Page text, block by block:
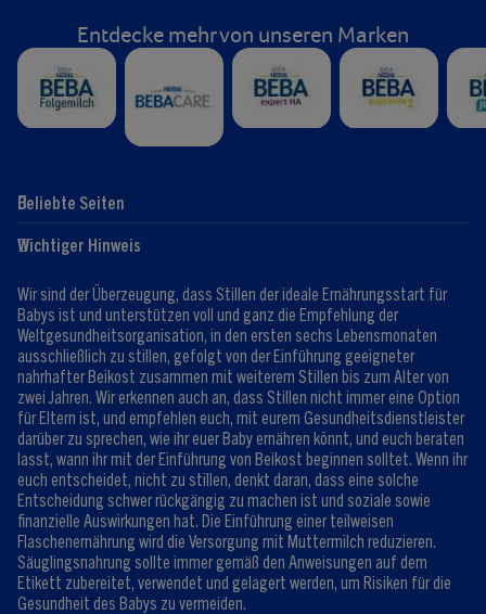
Entdecke mehr von unseren Marken
Beliebte Seiten
Hilfe
Expert:innen
Kontaktformular
Club-Info
Registrieren/Anmelden
Wichtiger Hinweis
Wir sind der Überzeugung, dass Stillen der ideale Ernährungsstart für
Babys ist und unterstützen voll und ganz die Empfehlung der
Weltgesundheitsorganisation, in den ersten sechs Lebensmonaten
ausschließlich zu stillen, gefolgt von der Einführung geeigneter
nahrhafter Beikost zusammen mit weiterem Stillen bis zum Alter von
zwei Jahren. Wir erkennen auch an, dass Stillen nicht immer eine Option
für Eltern ist, und empfehlen euch, mit eurem Gesundheitsdienstleister
darüber zu sprechen, wie ihr euer Baby ernähren könnt, und euch beraten
lasst, wann ihr mit der Einführung von Beikost beginnen solltet. Wenn ihr
euch entscheidet, nicht zu stillen, denkt daran, dass eine solche
Entscheidung schwer rückgängig zu machen ist und soziale sowie
finanzielle Auswirkungen hat. Die Einführung einer teilweisen
Flaschenernährung wird die Versorgung mit Muttermilch reduzieren.
Säuglingsnahrung sollte immer gemäß den Anweisungen auf dem
Etikett zubereitet, verwendet und gelagert werden, um Risiken für die
Gesundheit des Babys zu vermeiden.